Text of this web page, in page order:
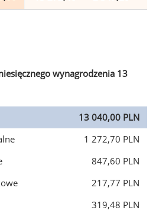
wynagrodzenia 13
13 040,00 PLN
1 272,70 PLN
847,60 PLN
217,77 PLN
319,48 PLN